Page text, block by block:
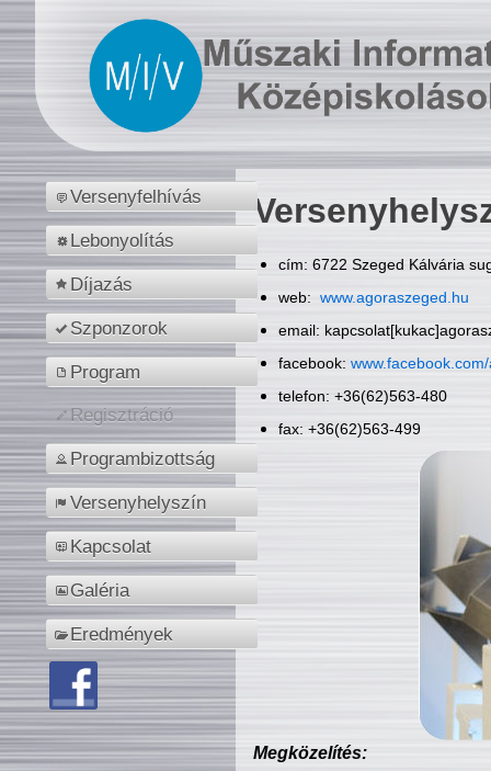
Versenyfelhívás
Lebonyolítás
Díjazás
Szponzorok
Program
Regisztráció
Programbizottság
Versenyhelyszín
Kapcsolat
Galéria
Eredmények
cím: 6722 Szeged Kálvária
web: www.agoraszeged.hu
email:
facebook:
telefon: +36(62)563-480
fax: +36(62)563-499
Megközelítés: